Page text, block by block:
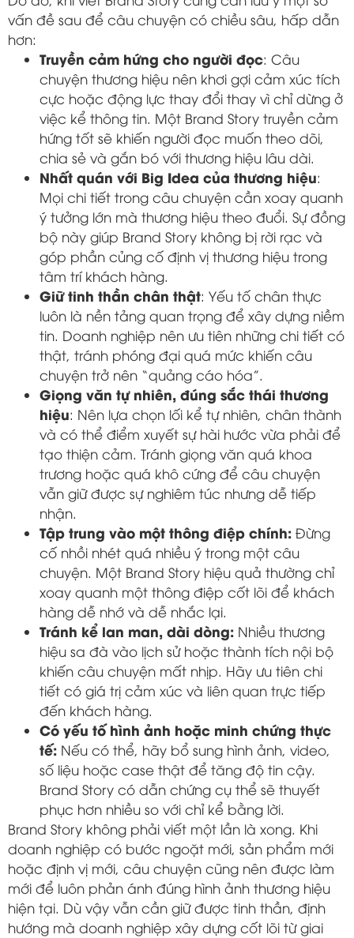
vấn đề sau để câu chuyện có chiều sâu, hấp dẫn
hơn:
Truyền cảm hứng cho người đọc: Câu
chuyện thương hiệu nên khơi gợi cảm xúc tích
cực hoặc động lực thay đổi thay vì chỉ dừng ở
việc kể thông tin. Một Brand Story truyền cảm
hứng tốt sẽ khiến người đọc muốn theo dõi,
chia sẻ và gắn bó với thương hiệu lâu dài.
Nhất quán với Big Idea của thương hiệu:
Mọi chi tiết trong câu chuyện cần xoay quanh
ý tưởng lớn mà thương hiệu theo đuổi. Sự đồng
bộ này giúp Brand Story không bị rời rạc và
góp phần củng cố định vị thương hiệu trong
tâm trí khách hàng.
Giữ tinh thần chân thật: Yếu tố chân thực
luôn là nền tảng quan trọng để xây dựng niềm
tin. Doanh nghiệp nên ưu tiên những chi tiết có
thật, tránh phóng đại quá mức khiến câu
chuyện trở nên “quảng cáo hóa”.
Giọng văn tự nhiên, đúng sắc thái thương
hiệu: Nên lựa chọn lối kể tự nhiên, chân thành
và có thể điểm xuyết sự hài hước vừa phải để
tạo thiện cảm. Tránh giọng văn quá khoa
trương hoặc quá khô cứng để câu chuyện
vẫn giữ được sự nghiêm túc nhưng dễ tiếp
nhận.
Tập trung vào một thông điệp chính: Đừng
cố nhồi nhét quá nhiều ý trong một câu
chuyện. Một Brand Story hiệu quả thường chỉ
xoay quanh một thông điệp cốt lõi để khách
hàng dễ nhớ và dễ nhắc lại.
Tránh kể lan man, dài dòng: Nhiều thương
hiệu sa đà vào lịch sử hoặc thành tích nội bộ
khiến câu chuyện mất nhịp. Hãy ưu tiên chi
tiết có giá trị cảm xúc và liên quan trực tiếp
đến khách hàng.
Có yếu tố hình ảnh hoặc minh chứng thực
tế: Nếu có thể, hãy bổ sung hình ảnh, video,
số liệu hoặc case thật để tăng độ tin cậy.
Brand Story có dẫn chứng cụ thể sẽ thuyết
phục hơn nhiều so với chỉ kể bằng lời.
Brand Story không phải viết một lần là xong. Khi
doanh nghiệp có bước ngoặt mới, sản phẩm mới
hoặc định vị mới, câu chuyện cũng nên được làm
mới để luôn phản ánh đúng hình ảnh thương hiệu
hiện tại. Dù vậy vẫn cần giữ được tinh thần, định
hướng mà doanh nghiệp xây dựng cốt lõi từ giai